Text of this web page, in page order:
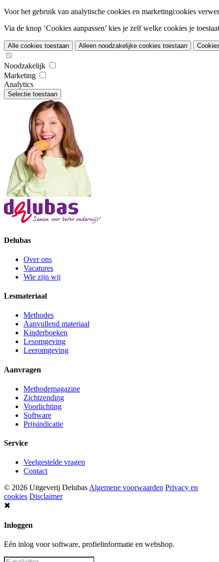
Voor het gebruik van analytische cookies en marketingcookies
Via de knop ‘Cookies aanpassen’ kies je zelf welke cookies je
Alle cookies toestaan Alleen noodzakelijke cookies toestaan
Noodzakelijk
Marketing
Analytics
Selectie toestaan
Delubas
Over ons
Vacatures
Wie zijn wij
Lesmateriaal
Methodes
Aanvullend materiaal
Kinderboeken
Lesomgeving
Leeromgeving
Aanvragen
Methodemagazine
Zichtzending
Voorlichting
Software
Prijsindicatie
Service
Veelgestelde vragen
Contact
© 2026 Uitgeverij DelubasAlgemene voorwaarden Privacy en
cookies Disclaimer
✖
Inloggen
Eén inlog voor software, profielinformatie en webshop.